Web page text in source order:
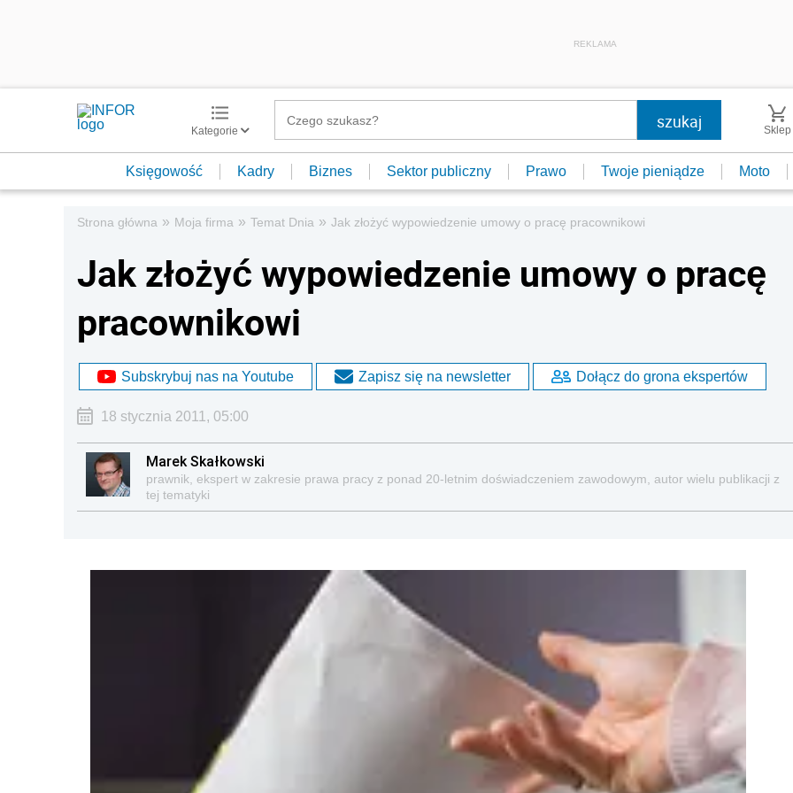
REKLAMA
Kategorie Sklep
Księgowość Kadry Biznes Sektor publiczny Prawo Twoje pieniądze Moto
Strona główna » Moja firma » Temat Dnia » Jak złożyć wypowiedzenie umowy o pracę pracownikowi
Jak złożyć wypowiedzenie umowy o pracę
pracownikowi
Subskrybuj nas na Youtube Zapisz się na newsletter Dołącz do grona ekspertów
18 stycznia 2011, 05:00
Marek Skałkowski
prawnik, ekspert w zakresie prawa pracy z ponad 20-letnim doświadczeniem zawodowym, autor wielu publikacji z
tej tematyki